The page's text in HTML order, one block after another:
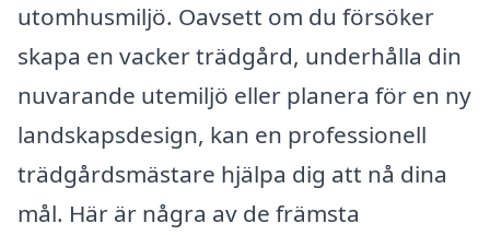
utomhusmiljö. Oavsett om du försöker
skapa en vacker trädgård, underhålla din
nuvarande utemiljö eller planera för en ny
landskapsdesign, kan en professionell
trädgårdsmästare hjälpa dig att nå dina
mål. Här är några av de främsta